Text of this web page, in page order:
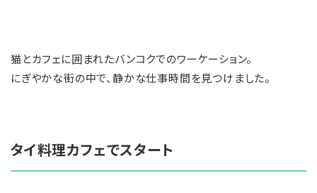
猫とカフェに囲まれたバンコクでのワーケーション。
にぎやかな街の中で、静かな仕事時間を見つけました。
タイ料理カフェでスタート